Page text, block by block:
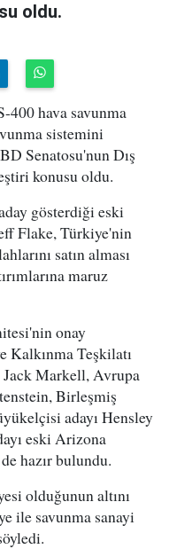
oldu.
400 hava savunma
sistemini
Senatosu'nun Dış
konusu oldu.
gösterdiği eski
Flake, Türkiye'nin
satın alması
maruz
onay
Teşkilatı
Markell, Avrupa
Birleşmiş
adayı Hensley
eski Arizona
hazır bulundu.
olduğunun altını
ile savunma sanayi